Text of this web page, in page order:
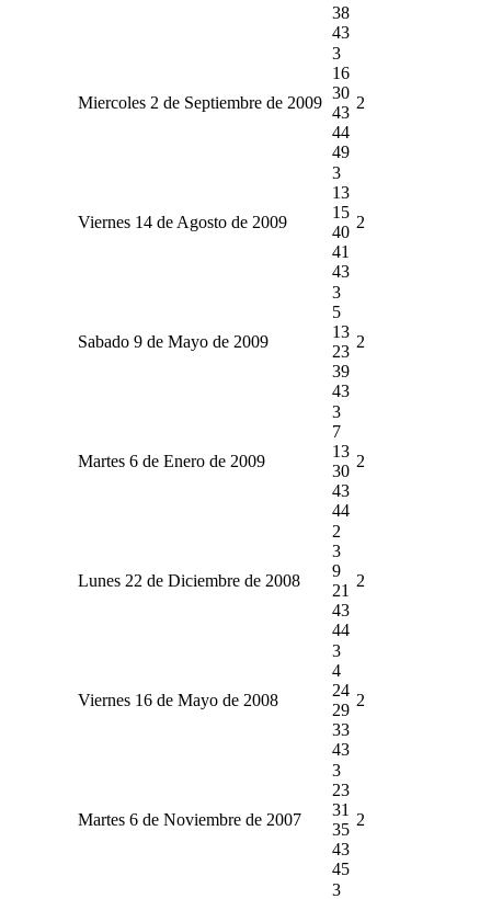
38
43
Miercoles 2 de Septiembre de 2009
3
16
30
43
44
49
2
Viernes 14 de Agosto de 2009
3
13
15
40
41
43
2
Sabado 9 de Mayo de 2009
3
5
13
23
39
43
2
Martes 6 de Enero de 2009
3
7
13
30
43
44
2
Lunes 22 de Diciembre de 2008
2
3
9
21
43
44
2
Viernes 16 de Mayo de 2008
3
4
24
29
33
43
2
Martes 6 de Noviembre de 2007
3
23
31
35
43
45
2
3